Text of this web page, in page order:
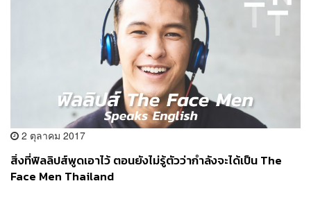
2 ตุลาคม 2017
สิ่งที่ฟิลลิปส์พูดเอาไว้ ตอนยังไม่รู้ตัวว่ากำลังจะได้เป็น The
Face Men Thailand